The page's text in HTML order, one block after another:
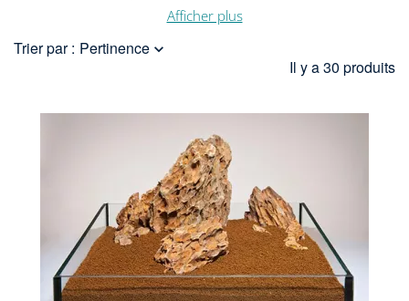
sélection de pierre d'aquarium permet de composer un décor durable et
souhaité et créez les caches dont vos poissons ont besoin.
Afficher plus
Trier par : Pertinence 
Il y a 30 produits